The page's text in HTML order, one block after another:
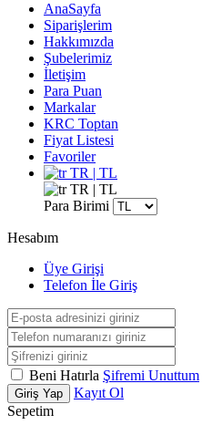
AnaSayfa
Siparişlerim
Hakkımızda
Şubelerimiz
İletişim
Para Puan
Markalar
KRC Toptan
Fiyat Listesi
Favoriler
TR | TL
TR | TL
Para Birimi
Hesabım
Üye Girişi
Telefon İle Giriş
Beni Hatırla Şifremi Unuttum
Giriş Yap
Kayıt Ol
Sepetim